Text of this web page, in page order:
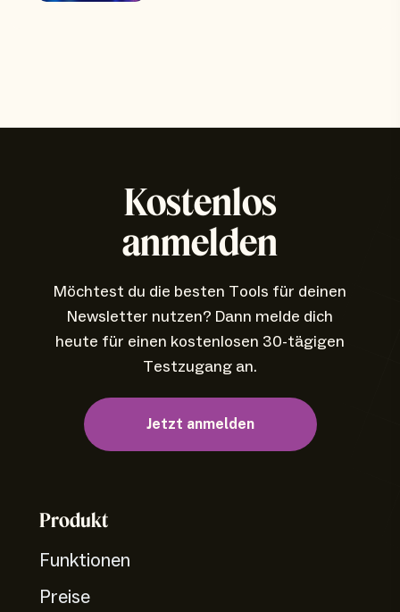
Kostenlos
anmelden
Möchtest du die besten Tools für deinen
Newsletter nutzen? Dann melde dich
heute für einen kostenlosen 30-tägigen
Testzugang an.
Jetzt anmelden
Produkt
Funktionen
Preise